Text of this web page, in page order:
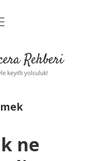
Rehberi
keyifli yolculuk!
ne